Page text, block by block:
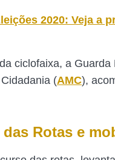
2020: Veja a
ciclofaixa, a
(AMC),
Rotas e